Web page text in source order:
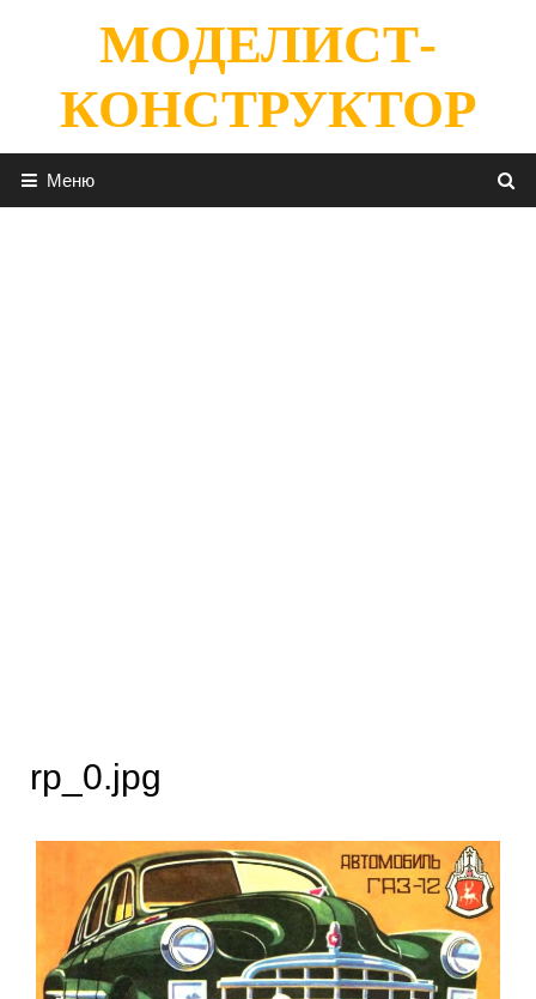
содержимомуМОДЕЛИСТ-
КОНСТРУКТОР
Меню
rp_0.jpg